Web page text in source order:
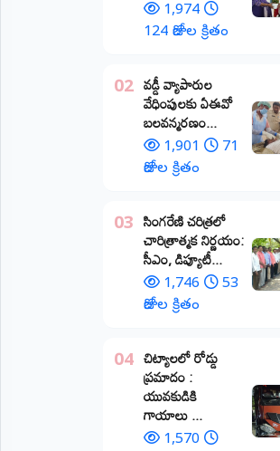
1,974
124 రోజుల క్రితం
02 వడ్డీ వ్యాపారుల
వేధింపులకు ఏఈవో
బలవన్మరణం...
1,901
71
రోజుల క్రితం
03 ​సింగరేణి చరిత్రలో
చారిత్రాత్మక నిర్ణయం:
సీఎం, డిప్యూటీ...
1,746
53
రోజుల క్రితం
04 చిట్యాలలో రోడ్డు
ప్రమాదం :
యువకుడికి
గాయాలు ​...
1,570